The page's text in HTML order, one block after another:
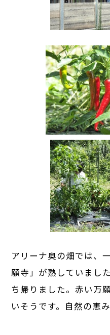
アリーナ奥の畑では、
願寺」が熟していまし
ち帰りました。赤い万
いそうです。自然の恵